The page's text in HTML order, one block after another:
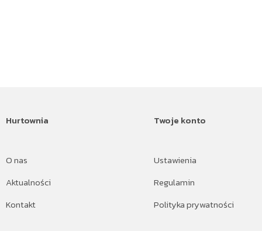
Hurtownia
O nas
Aktualności
Kontakt
Twoje konto
Ustawienia
Regulamin
Polityka prywatności